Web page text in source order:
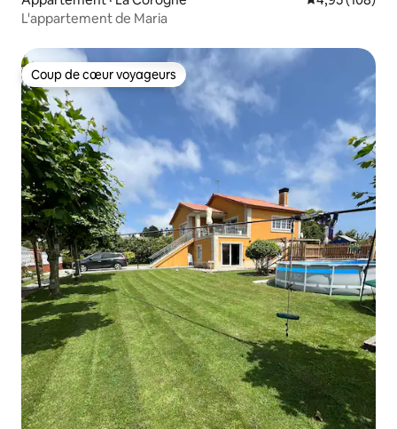
L'appartement de Maria
Coup de cœur voyageurs
Coup de cœur voyageurs